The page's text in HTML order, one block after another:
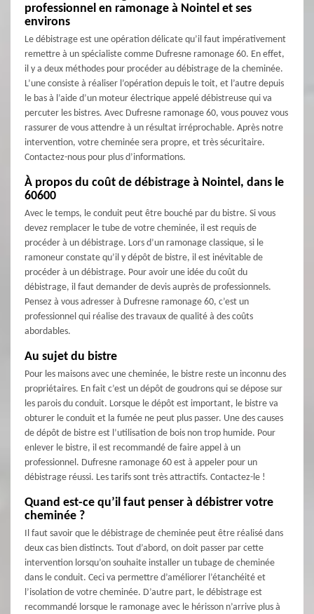
professionnel en ramonage à Nointel et ses
environs
Le débistrage est une opération délicate qu’il faut impérativement
remettre à un spécialiste comme Dufresne ramonage 60. En effet,
il y a deux méthodes pour procéder au débistrage de la cheminée.
L’une consiste à réaliser l’opération depuis le toit, et l’autre depuis
le bas à l’aide d’un moteur électrique appelé débistreuse qui va
percuter les bistres. Avec Dufresne ramonage 60, vous pouvez vous
rassurer de vous attendre à un résultat irréprochable. Après notre
intervention, votre cheminée sera propre, et très sécuritaire.
Contactez-nous pour plus d’informations.
À propos du coût de débistrage à Nointel, dans le
60600
Avec le temps, le conduit peut être bouché par du bistre. Si vous
devez remplacer le tube de votre cheminée, il est requis de
procéder à un débistrage. Lors d’un ramonage classique, si le
ramoneur constate qu’il y dépôt de bistre, il est inévitable de
procéder à un débistrage. Pour avoir une idée du coût du
débistrage, il faut demander de devis auprès de professionnels.
Pensez à vous adresser à Dufresne ramonage 60, c’est un
professionnel qui réalise des travaux de qualité à des coûts
abordables.
Au sujet du bistre
Pour les maisons avec une cheminée, le bistre reste un inconnu des
propriétaires. En fait c’est un dépôt de goudrons qui se dépose sur
les parois du conduit. Lorsque le dépôt est important, le bistre va
obturer le conduit et la fumée ne peut plus passer. Une des causes
de dépôt de bistre est l’utilisation de bois non trop humide. Pour
enlever le bistre, il est recommandé de faire appel à un
professionnel. Dufresne ramonage 60 est à appeler pour un
débistrage réussi. Les tarifs sont très attractifs. Contactez-le !
Quand est-ce qu’il faut penser à débistrer votre
cheminée ?
Il faut savoir que le débistrage de cheminée peut être réalisé dans
deux cas bien distincts. Tout d’abord, on doit passer par cette
intervention lorsqu’on souhaite installer un tubage de cheminée
dans le conduit. Ceci va permettre d’améliorer l’étanchéité et
l’isolation de votre cheminée. D’autre part, le débistrage est
recommandé lorsque le ramonage avec le hérisson n’arrive plus à